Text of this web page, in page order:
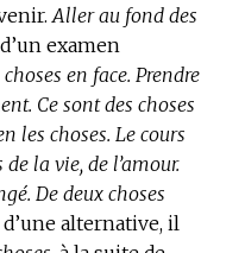
Aller au fond des
examen
en face. Prendre
Ce sont des choses
les choses. Le cours
de la vie, de l’amour.
De deux choses
alternative, il